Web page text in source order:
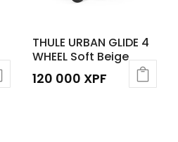
THULE URBAN GLIDE 4
WHEEL Soft Beige
120 000 XPF